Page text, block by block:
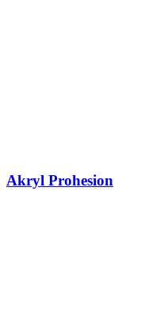
Akryl Prohesion